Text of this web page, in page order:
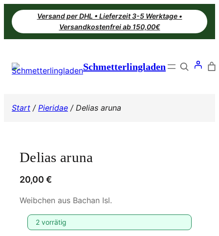
Zum
Inhalt
springen
Versand per DHL • Lieferzeit 3-5 Werktage •
Versandkostenfrei ab 150,00€
Schmetterlingladen Search
Start / Pieridae / Delias aruna
Delias aruna
20,00 €
Weibchen aus Bachan Isl.
2 vorrätig